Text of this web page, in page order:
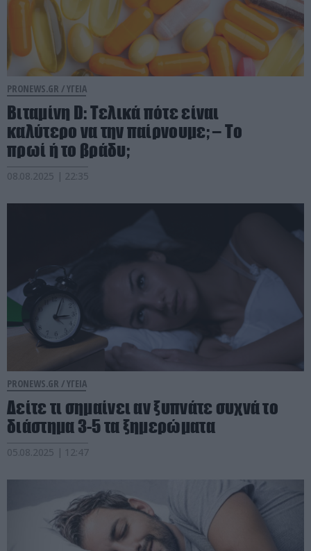
PRONEWS.GR /ΥΓΕΙΑ
Βιταμίνη D: Τελικά πότε είναι
καλύτερο να την παίρνουμε; – Το
πρωί ή το βράδυ;
08.08.2025 | 22:35
PRONEWS.GR /ΥΓΕΙΑ
Δείτε τι σημαίνει αν ξυπνάτε συχνά το
διάστημα 3-5 τα ξημερώματα
05.08.2025 | 12:47